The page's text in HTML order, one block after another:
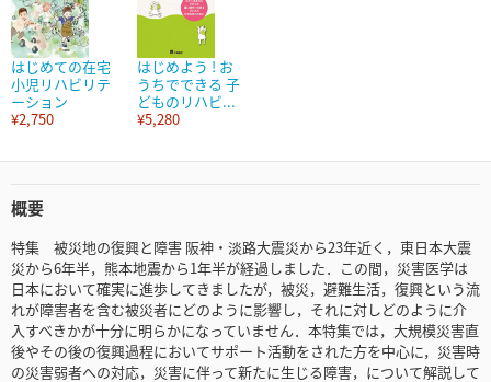
はじめての在宅
小児リハビリテ
ーション
¥2,750
はじめよう ! お
うちでできる 子
どものリハビ...
¥5,280
概要
特集 被災地の復興と障害 阪神・淡路大震災から23年近く，東日本大震
災から6年半，熊本地震から1年半が経過しました．この間，災害医学は
日本において確実に進歩してきましたが，被災，避難生活，復興という流
れが障害者を含む被災者にどのように影響し，それに対しどのように介
入すべきかが十分に明らかになっていません．本特集では，大規模災害直
後やその後の復興過程においてサポート活動をされた方を中心に，災害時
の災害弱者への対応，災害に伴って新たに生じる障害，について解説して